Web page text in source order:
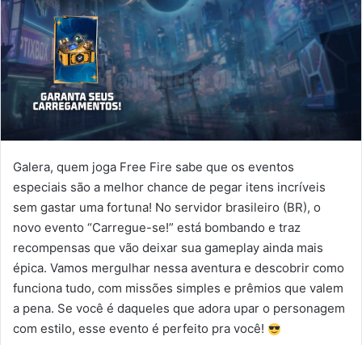
Galera, quem joga Free Fire sabe que os eventos
especiais são a melhor chance de pegar itens incríveis
sem gastar uma fortuna! No servidor brasileiro (BR), o
novo evento “Carregue-se!” está bombando e traz
recompensas que vão deixar sua gameplay ainda mais
épica. Vamos mergulhar nessa aventura e descobrir como
funciona tudo, com missões simples e prêmios que valem
a pena. Se você é daqueles que adora upar o personagem
com estilo, esse evento é perfeito pra você!